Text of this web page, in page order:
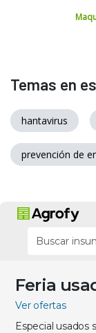
Temas en
hantavirus
prevención de
Feria
Ver ofertas
Especial usados